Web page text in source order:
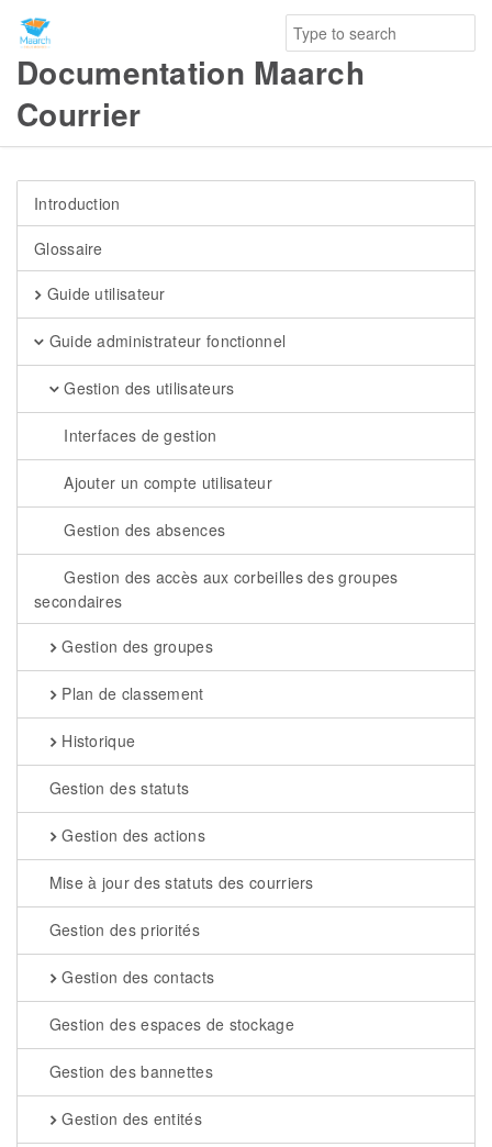
Documentation Maarch
Courrier
Introduction
Glossaire
Guide utilisateur
Guide administrateur fonctionnel
Gestion des utilisateurs
Interfaces de gestion
Ajouter un compte utilisateur
Gestion des absences
Gestion des accès aux corbeilles des groupes
secondaires
Gestion des groupes
Plan de classement
Historique
Gestion des statuts
Gestion des actions
Mise à jour des statuts des courriers
Gestion des priorités
Gestion des contacts
Gestion des espaces de stockage
Gestion des bannettes
Gestion des entités